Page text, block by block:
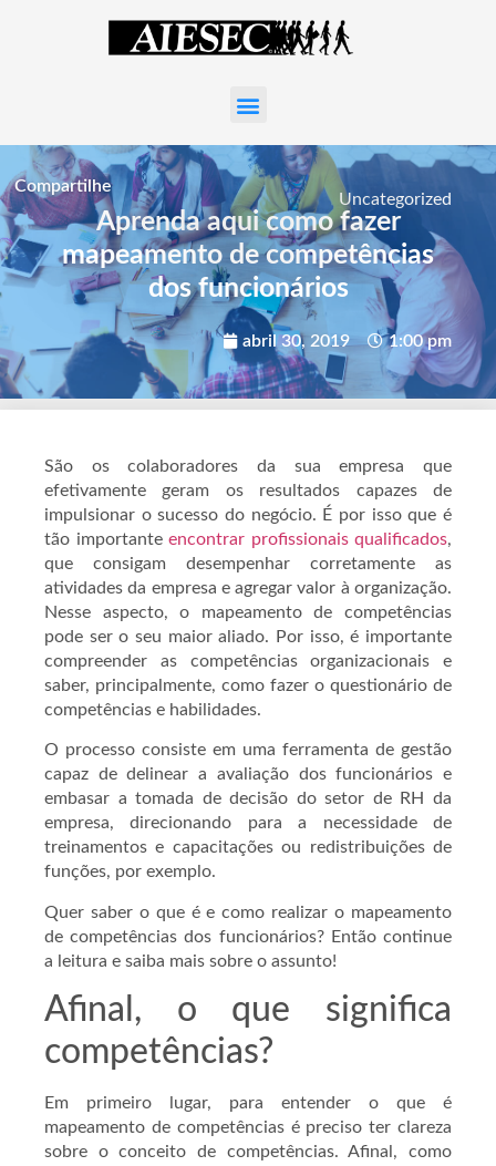
Uncategorized
Aprenda aqui como fazer
mapeamento de competências
dos funcionários
abril 30, 2019 1:00 pm
São os colaboradores da sua empresa que
efetivamente geram os resultados capazes de
impulsionar o sucesso do negócio. É por isso que é
tão importante encontrar profissionais qualificados,
que consigam desempenhar corretamente as
atividades da empresa e agregar valor à organização.
Nesse aspecto, o mapeamento de competências
pode ser o seu maior aliado. Por isso, é importante
compreender as competências organizacionais e
saber, principalmente, como fazer o questionário de
competências e habilidades.
O processo consiste em uma ferramenta de gestão
capaz de delinear a avaliação dos funcionários e
embasar a tomada de decisão do setor de RH da
empresa, direcionando para a necessidade de
treinamentos e capacitações ou redistribuições de
funções, por exemplo.
Quer saber o que é e como realizar o mapeamento
de competências dos funcionários? Então continue
a leitura e saiba mais sobre o assunto!
Afinal, o que significa
competências?
Em primeiro lugar, para entender o que é
mapeamento de competências é preciso ter clareza
sobre o conceito de competências. Afinal, como
Compartilhe